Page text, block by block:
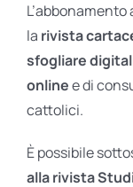
Ares Digital
Ares Gift Card
la rivista
sfogliare
onlinee di
cattolici.
È possibile
alla rivista